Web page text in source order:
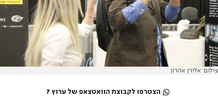
צילום: אלירן אהרון
הצטרפו לקבוצת הוואטצאפ של ערוץ 7